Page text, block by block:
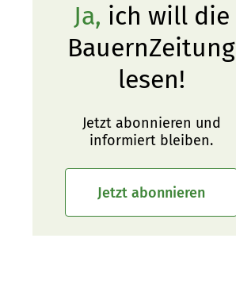
Ja, ich will die
BauernZeitung
lesen!
Jetzt abonnieren und
informiert bleiben.
Jetzt abonnieren